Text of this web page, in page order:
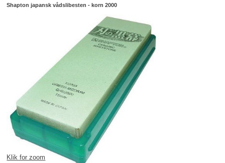
Shapton japansk vådslibesten - korn 2000
Klik for zoom